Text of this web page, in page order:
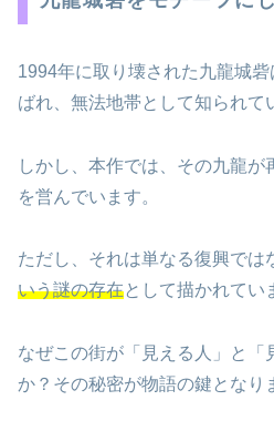
1994年に取り壊された九龍城砦
ばれ、無法地帯として知られて
しかし、本作では、その九龍
を営んでいます。
ただし、それは単なる復興では
いう謎の存在として描かれてい
なぜこの街が「見える人」と「
か？その秘密が物語の鍵となり